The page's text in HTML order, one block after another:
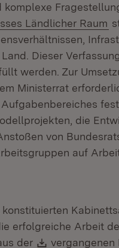
Ländlicher Raum
Dieser
werden. Zur
Ministerrat
die
von
auf
erfolgreiche Arbeit
der
Download:
vergangenen